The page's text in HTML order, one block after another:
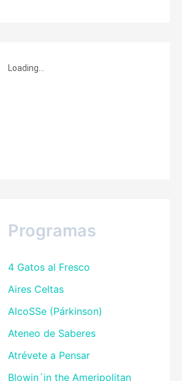
Programas
4 Gatos al Fresco
Aires Celtas
AlcoSSe (Párkinson)
Ateneo de Saberes
Atrévete a Pensar
Blowin´in the Ameripolitan